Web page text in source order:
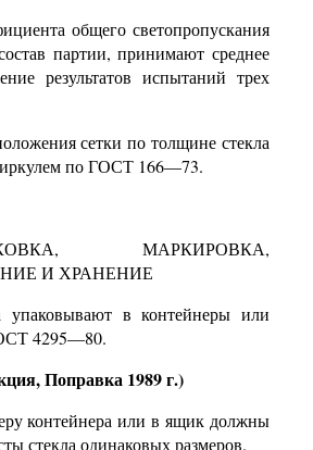
общего светопропускания
партии, принимают среднее
результатов испытаний трех
сетки по толщине стекла
по ГОСТ 166—73.
МАРКИРОВКА,
И ХРАНЕНИЕ
упаковывают в контейнеры или
4295—80.
Поправка 1989 г.)
контейнера или в ящик должны
стекла одинаковых размеров.